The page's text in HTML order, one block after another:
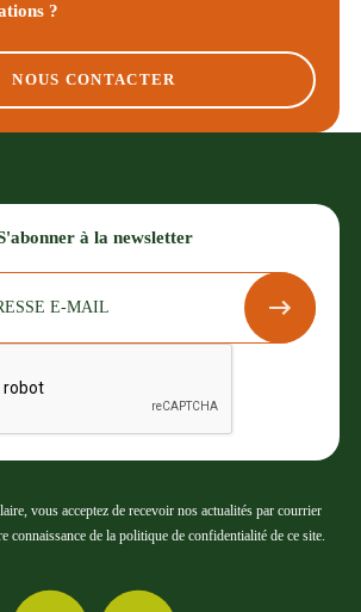
?
NOUS CONTACTER
à la newsletter
vous acceptez de recevoir nos actualités par courrier
connaissance de la politique de confidentialité de ce site.